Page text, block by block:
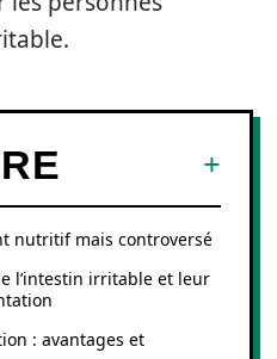
nutritif mais controversé
l’intestin irritable et leur
: avantages et